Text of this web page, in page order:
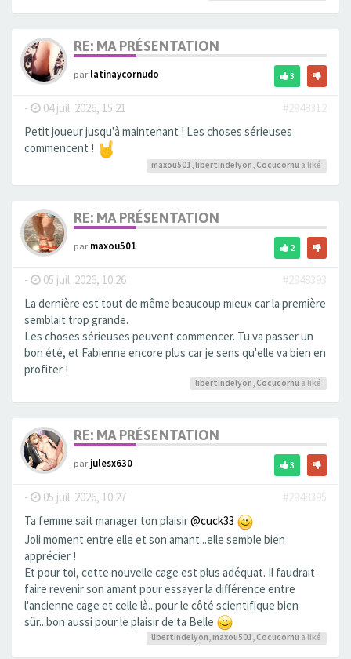
RE: MA PRÉSENTATION
parlatinaycornudo 3
- 04 juil. 2026, 15:21
#2948312
Petit joueur jusqu'à maintenant ! Les choses sérieuses
commencent !
maxou501, libertindelyon, Cocucornu a liké
RE: MA PRÉSENTATION
parmaxou501 2
- 05 juil. 2026, 10:26
#2948393
La dernière est tout de même beaucoup mieux car la première
semblait trop grande.
Les choses sérieuses peuvent commencer. Tu va passer un
bon été, et Fabienne encore plus car je sens qu'elle va bien en
profiter !
libertindelyon, Cocucornu a liké
RE: MA PRÉSENTATION
parjulesx630 3
- 05 juil. 2026, 10:27
#2948395
Ta femme sait manager ton plaisir@cuck33
Joli moment entre elle et son amant...elle semble bien
apprécier !
Et pour toi, cette nouvelle cage est plus adéquat. Il faudrait
faire revenir son amant pour essayer la différence entre
l'ancienne cage et celle là...pour le côté scientifique bien
sûr...bon aussi pour le plaisir de ta Belle
libertindelyon, maxou501, Cocucornu a liké